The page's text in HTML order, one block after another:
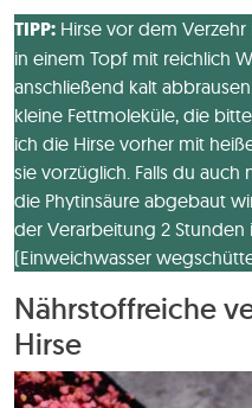
TIPP: Hirse vor dem
in einem Topf mit reichlich
anschließend kalt
kleine Fettmoleküle, die
ich die Hirse vorher mit
sie vorzüglich. Falls du
die Phytinsäure abgebaut
der Verarbeitung 2 Stunden
(Einweichwasser
Nährstoffreiche
Hirse